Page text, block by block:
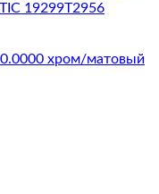
19299Т2956